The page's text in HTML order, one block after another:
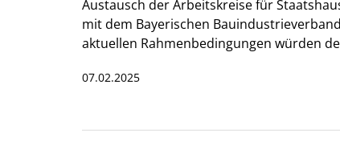
Austausch der Arbeitskreise für
mit dem Bayerischen
aktuellen Rahmenbedingungen würden
07.02.2025